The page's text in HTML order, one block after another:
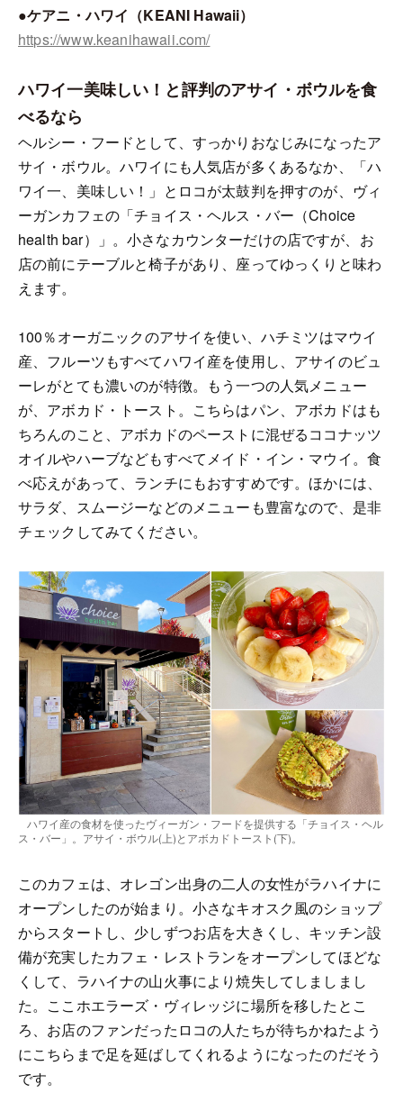
●ケアニ・ハワイ（KEANI Hawaii）
https://www.keanihawaii.com/
ハワイ一美味しい！と評判のアサイ・ボウルを食
べるなら
ヘルシー・フードとして、すっかりおなじみになったア
サイ・ボウル。ハワイにも人気店が多くあるなか、「ハ
ワイ一、美味しい！」とロコが太鼓判を押すのが、ヴィ
ーガンカフェの「チョイス・ヘルス・バー（Choice
health bar）」。小さなカウンターだけの店ですが、お
店の前にテーブルと椅子があり、座ってゆっくりと味わ
えます。
100％オーガニックのアサイを使い、ハチミツはマウイ
産、フルーツもすべてハワイ産を使用し、アサイのビュ
ーレがとても濃いのが特徴。もう一つの人気メニュー
が、アボカド・トースト。こちらはパン、アボカドはも
ちろんのこと、アボカドのペーストに混ぜるココナッツ
オイルやハーブなどもすべてメイド・イン・マウイ。食
べ応えがあって、ランチにもおすすめです。ほかには、
サラダ、スムージーなどのメニューも豊富なので、是非
チェックしてみてください。
ハワイ産の食材を使ったヴィーガン・フードを提供する「チョイス・ヘル
ス・バー」。アサイ・ボウル(上)とアボカドトースト(下)。
このカフェは、オレゴン出身の二人の女性がラハイナに
オープンしたのが始まり。小さなキオスク風のショップ
からスタートし、少しずつお店を大きくし、キッチン設
備が充実したカフェ・レストランをオープンしてほどな
くして、ラハイナの山火事により焼失してしましまし
た。ここホエラーズ・ヴィレッジに場所を移したとこ
ろ、お店のファンだったロコの人たちが待ちかねたよう
にこちらまで足を延ばしてくれるようになったのだそう
です。